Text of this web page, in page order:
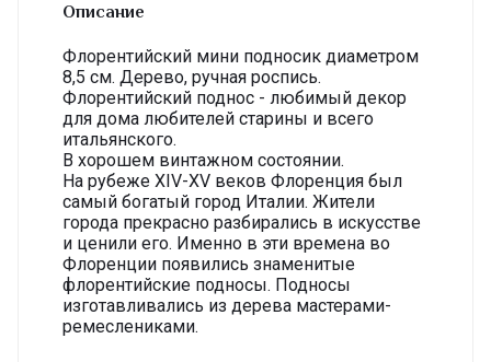
Описание
Флорентийский мини подносик диаметром
8,5 см. Дерево, ручная роспись.
Флорентийский поднос - любимый декор
для дома любителей старины и всего
итальянского.
В хорошем винтажном состоянии.
На рубеже XIV-XV веков Флоренция был
самый богатый город Италии. Жители
города прекрасно разбирались в искусстве
и ценили его. Именно в эти времена во
Флоренции появились знаменитые
флорентийские подносы. Подносы
изготавливались из дерева мастерами-
ремеслениками.